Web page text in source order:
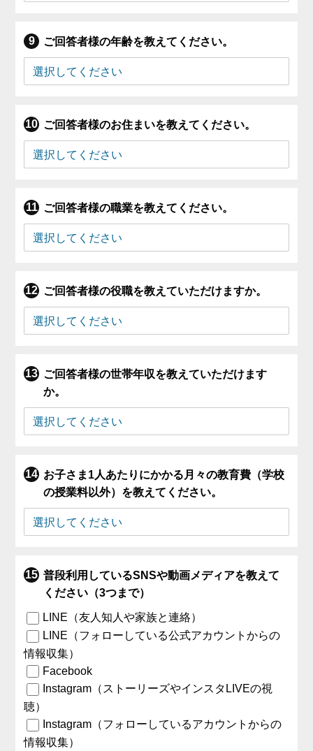
ご回答者様の年齢を教えてください。
ご回答者様のお住まいを教えてください。
ご回答者様の職業を教えてください。
ご回答者様の役職を教えていただけますか。
ご回答者様の世帯年収を教えていただけます
か。
お子さま1人あたりにかかる月々の教育費（学校
の授業料以外）を教えてください。
普段利用しているSNSや動画メディアを教えて
ください（3つまで）
LINE（友人知人や家族と連絡）
LINE（フォローしている公式アカウントからの
情報収集）
Facebook
Instagram（ストーリーズやインスタLIVEの視
聴）
Instagram（フォローしているアカウントからの
情報収集）